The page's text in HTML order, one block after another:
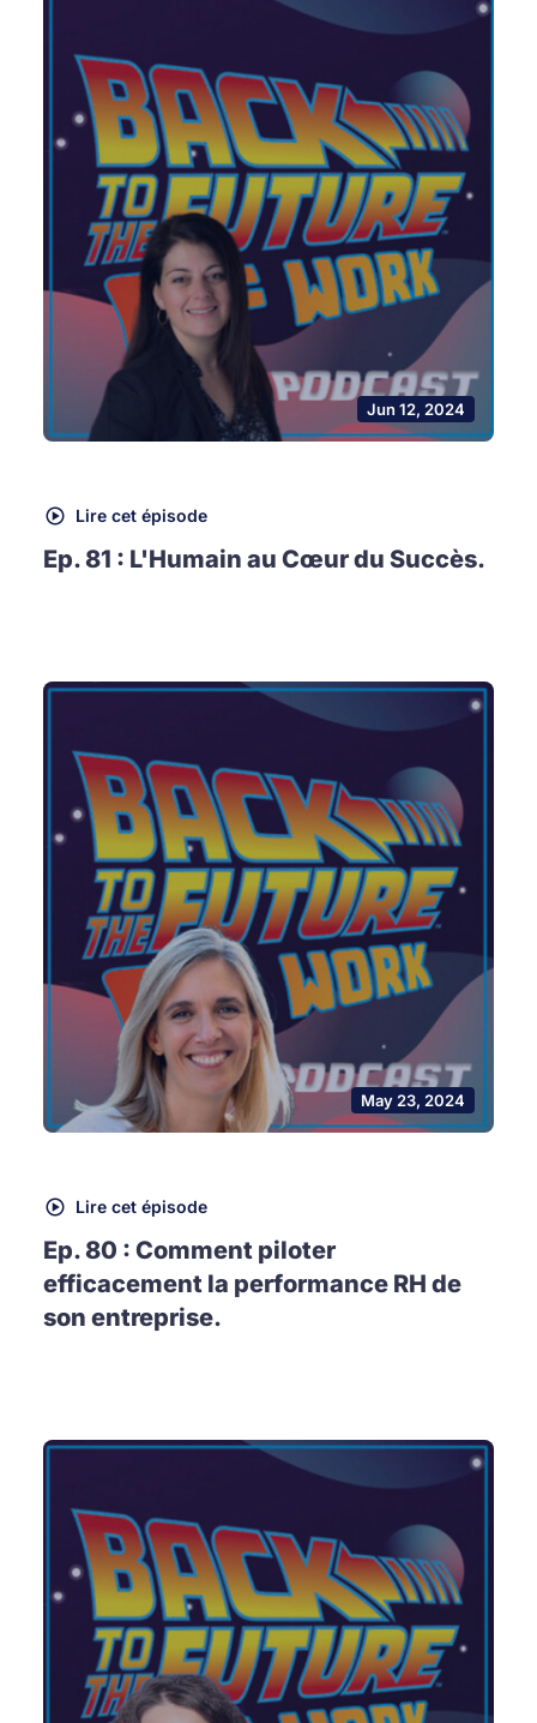
Jun 12, 2024
Lire cet épisode
Ep. 81 : L'Humain au Cœur du Succès.
May 23, 2024
Lire cet épisode
Ep. 80 : Comment piloter
efficacement la performance RH de
son entreprise.